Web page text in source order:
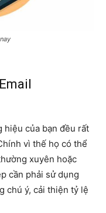
hiệu của bạn đều rất
vì thế họ có thể
xuyên hoặc
cần phải sử dụng
chú ý, cải thiện tỷ lệ